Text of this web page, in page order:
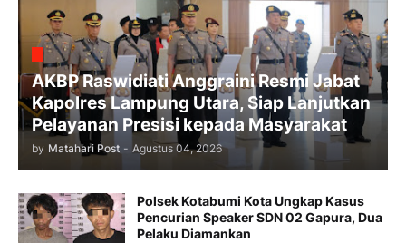
AKBP Raswidiati Anggraini Resmi Jabat
Kapolres Lampung Utara, Siap Lanjutkan
Pelayanan Presisi kepada Masyarakat
by Matahari Post - Agustus 04, 2026
Polsek Kotabumi Kota Ungkap Kasus
Pencurian Speaker SDN 02 Gapura, Dua
Pelaku Diamankan